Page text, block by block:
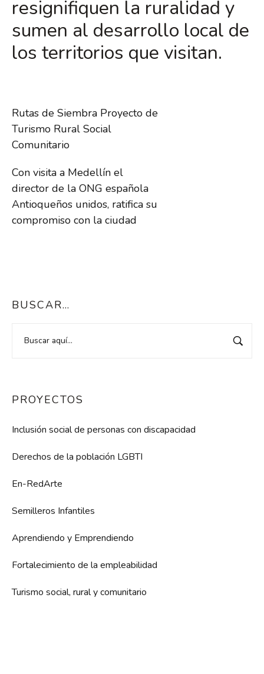
BUSCAR…
PROYECTOS
Inclusión social de personas con discapacidad
Derechos de la población LGBTI
En-RedArte
Semilleros Infantiles
Aprendiendo y Emprendiendo
Fortalecimiento de la empleabilidad
Turismo social, rural y comunitario
resignifiquen la ruralidad y
sumen al desarrollo local de
los territorios que visitan.
Rutas de Siembra Proyecto de
Turismo Rural Social
Comunitario
Con visita a Medellín el
director de la ONG española
Antioqueños unidos, ratifica su
compromiso con la ciudad